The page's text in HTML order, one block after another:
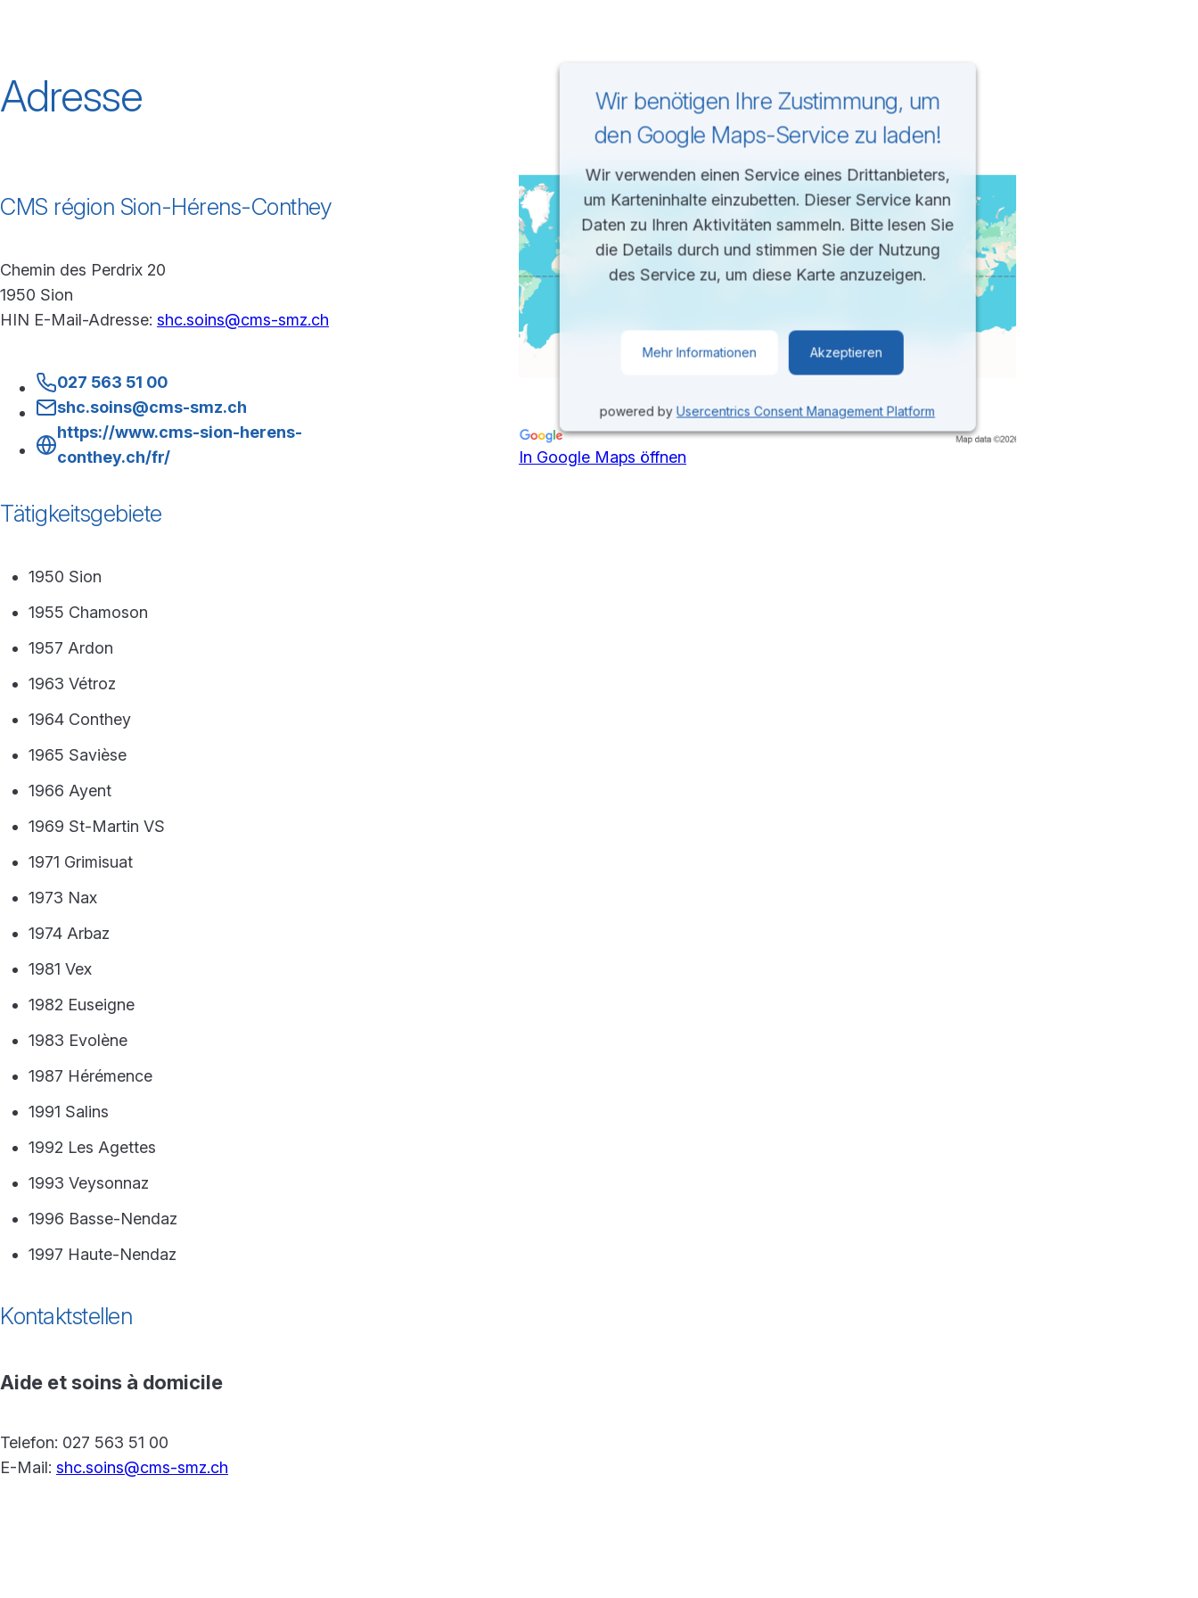
Adresse
CMS région Sion-Hérens-Conthey
Chemin des Perdrix 20
1950 Sion
HIN E-Mail-Adresse: shc.soins@cms-smz.ch
027 563 51 00
shc.soins@cms-smz.ch
https://www.cms-sion-herens-
conthey.ch/fr/
Tätigkeitsgebiete
1950 Sion
1955 Chamoson
1957 Ardon
1963 Vétroz
1964 Conthey
1965 Savièse
1966 Ayent
1969 St-Martin VS
1971 Grimisuat
1973 Nax
1974 Arbaz
1981 Vex
1982 Euseigne
1983 Evolène
1987 Hérémence
1991 Salins
1992 Les Agettes
1993 Veysonnaz
1996 Basse-Nendaz
1997 Haute-Nendaz
Kontaktstellen
Aide et soins à domicile
Telefon: 027 563 51 00
E-Mail: shc.soins@cms-smz.ch
Wir benötigen Ihre Zustimmung, um
den Google Maps-Service zu laden!
Wir verwenden einen Service eines Drittanbieters,
um Karteninhalte einzubetten. Dieser Service kann
Daten zu Ihren Aktivitäten sammeln. Bitte lesen Sie
die Details durch und stimmen Sie der Nutzung
des Service zu, um diese Karte anzuzeigen.
Mehr Informationen Akzeptieren
powered by Usercentrics Consent Management Platform
In Google Maps öffnen